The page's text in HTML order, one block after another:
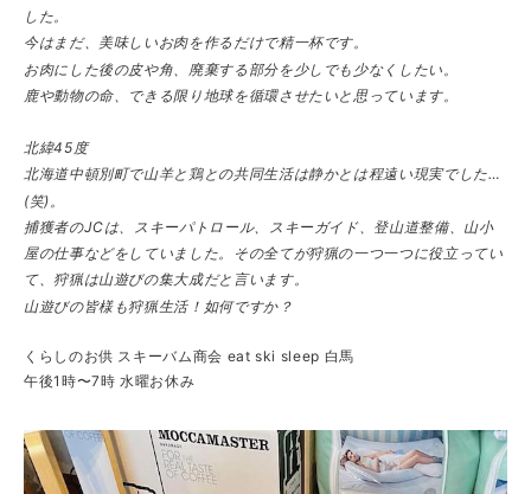
した。
今はまだ、美味しいお肉を作るだけで精一杯です。
お肉にした後の皮や角、廃棄する部分を少しでも少なくしたい。
鹿や動物の命、できる限り地球を循環させたいと思っています。
北緯45度
北海道中頓別町で山羊と鶏との共同生活は静かとは程遠い現実でした…
(笑)。
捕獲者のJCは、スキーパトロール、スキーガイド、登山道整備、山小
屋の仕事などをしていました。その全てが狩猟の一つ一つに役立ってい
て、狩猟は山遊びの集大成だと言います。
山遊びの皆様も狩猟生活！如何ですか？
くらしのお供 スキーバム商会 eat ski sleep 白馬
午後1時〜7時 水曜お休み